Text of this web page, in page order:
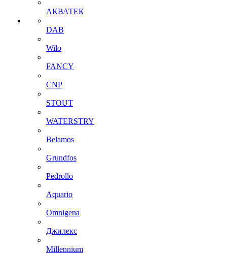
АКВАТЕК
DAB
Wilo
FANCY
CNP
STOUT
WATERSTRY
Belamos
Grundfos
Pedrollo
Aquario
Omnigena
Джилекс
Millennium